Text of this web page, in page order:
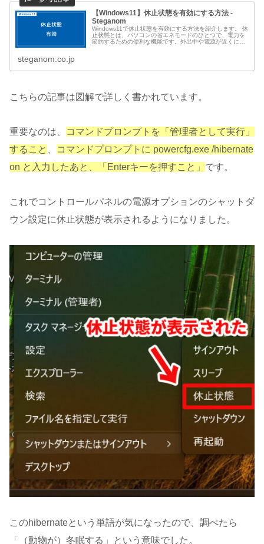
【Windows11】休止状態を有効にする方法 -
Steganom
Windows11で休止状態を有効にする方法を紹介します。 休
止状態とは、パソコンの省エネモードのひとつで、電力を
節約するための便利な機能です。外出中や電源が近くにな
steganom.co.jp
こちらの記事は図解で詳しく書かれています。
重要なのは、
コマンドプロンプトを「管理者として実行」
すること
コマンドプロンプトに powercfg.exe /hibernate
on と入力したあと、「Enterキーを押すこと」 です。
これでコントロールパネルの電源オプションのシャットダ
ウン設定に休止状態が表示されるようになりました。
このhibernateという単語が気になったので、調べたら
「（動物が）冬眠する」という意味でした。